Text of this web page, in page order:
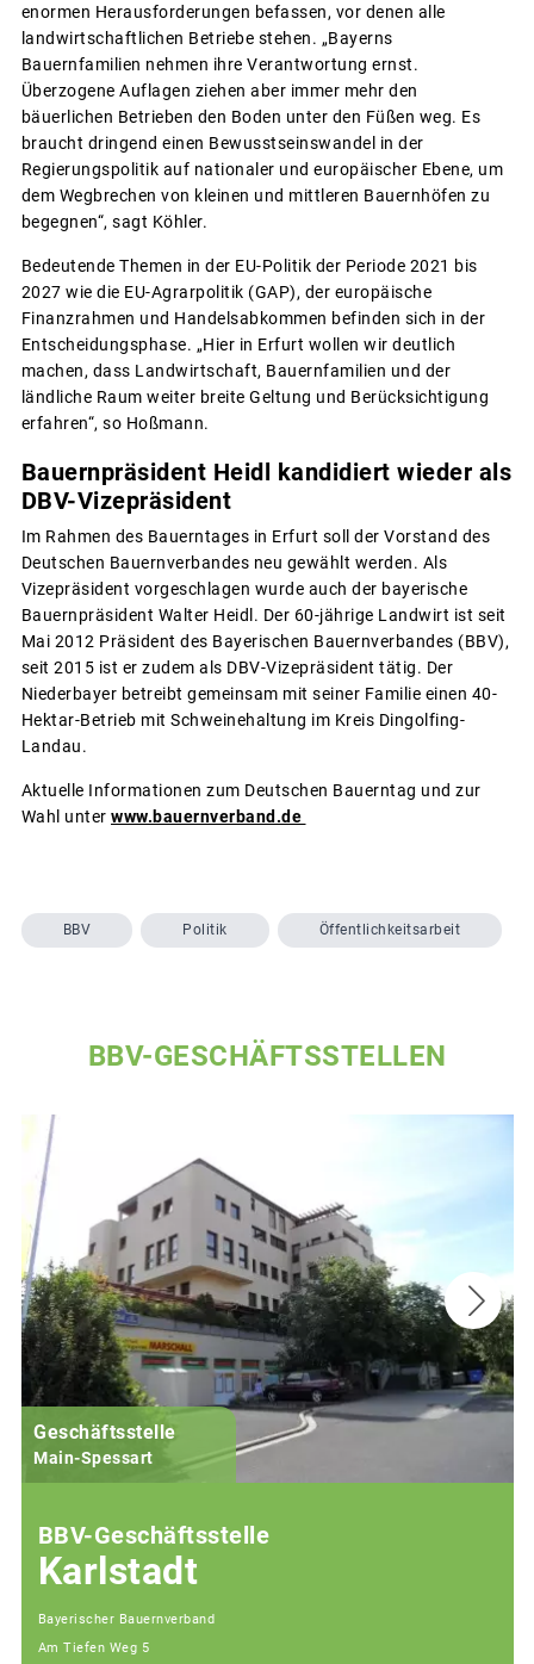
enormen Herausforderungen befassen, vor denen alle
landwirtschaftlichen Betriebe stehen. „Bayerns
Bauernfamilien nehmen ihre Verantwortung ernst.
Überzogene Auflagen ziehen aber immer mehr den
bäuerlichen Betrieben den Boden unter den Füßen weg. Es
braucht dringend einen Bewusstseinswandel in der
Regierungspolitik auf nationaler und europäischer Ebene, um
dem Wegbrechen von kleinen und mittleren Bauernhöfen zu
begegnen“, sagt Köhler.
Bedeutende Themen in der EU-Politik der Periode 2021 bis
2027 wie die EU-Agrarpolitik (GAP), der europäische
Finanzrahmen und Handelsabkommen befinden sich in der
Entscheidungsphase. „Hier in Erfurt wollen wir deutlich
machen, dass Landwirtschaft, Bauernfamilien und der
ländliche Raum weiter breite Geltung und Berücksichtigung
erfahren“, so Hoßmann.
Bauernpräsident Heidl kandidiert wieder als
DBV-Vizepräsident
Im Rahmen des Bauerntages in Erfurt soll der Vorstand des
Deutschen Bauernverbandes neu gewählt werden. Als
Vizepräsident vorgeschlagen wurde auch der bayerische
Bauernpräsident Walter Heidl. Der 60-jährige Landwirt ist seit
Mai 2012 Präsident des Bayerischen Bauernverbandes (BBV),
seit 2015 ist er zudem als DBV-Vizepräsident tätig. Der
Niederbayer betreibt gemeinsam mit seiner Familie einen 40-
Hektar-Betrieb mit Schweinehaltung im Kreis Dingolfing-
Landau.
Aktuelle Informationen zum Deutschen Bauerntag und zur
Wahl unter www.bauernverband.de
BBV Politik Öffentlichkeitsarbeit
BBV-GESCHÄFTSSTELLEN
Geschäftsstelle
Main-Spessart
BBV-Geschäftsstelle
Karlstadt
Bayerischer Bauernverband
Am Tiefen Weg 5